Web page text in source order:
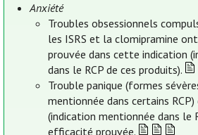
Anxiété
Troubles obsessionnels
les ISRS et la clomipramine
prouvée dans cette indication
dans le RCP de ces produits).
Trouble panique (formes
mentionnée dans certains
(indication mentionnée dans le
efficacité prouvée.